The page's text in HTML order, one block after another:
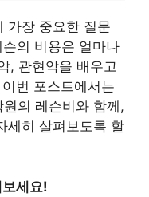
가장 중요한 질문
의 비용은 얼마나
, 관현악을 배우고
번 포스트에서는
의 레슨비와 함께,
세히 살펴보도록 할
세요!